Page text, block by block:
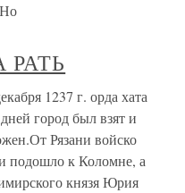
РАТЬ
1237 г. орда хата
город был взят и
Рязани войско
подошло к Коломне, а
князя Юрия